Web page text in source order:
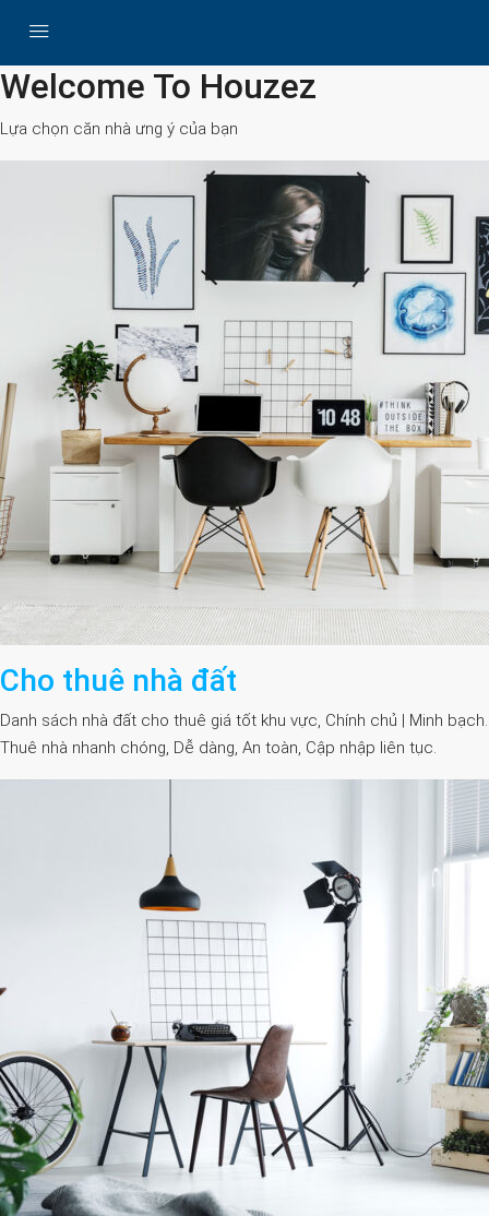
Search
Welcome To Houzez
Lựa chọn căn nhà ưng ý của bạn
Cho thuê nhà đất
Danh sách nhà đất cho thuê giá tốt khu vực, Chính chủ | Minh bạch.
Thuê nhà nhanh chóng, Dễ dàng, An toàn, Cập nhập liên tục.